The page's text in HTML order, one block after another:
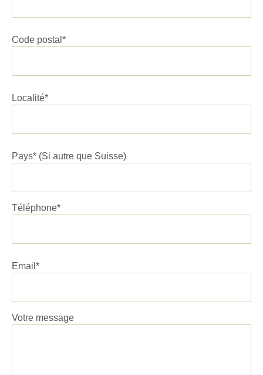
Code postal*
Localité*
Pays* (Si autre que Suisse)
Téléphone*
Email*
Votre message